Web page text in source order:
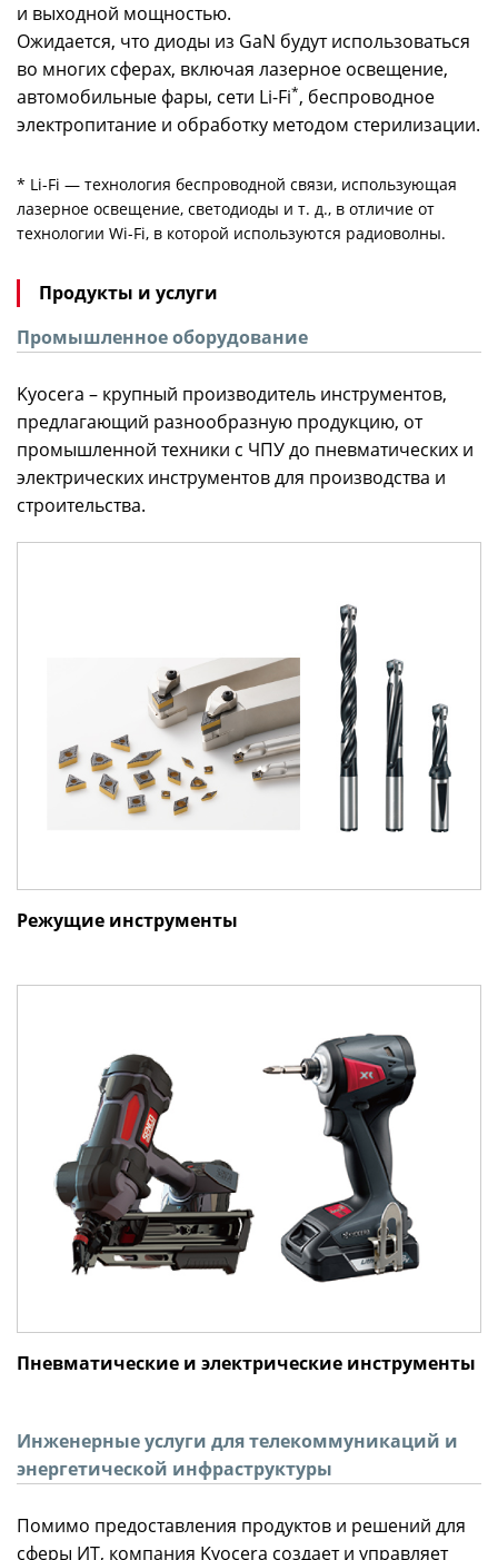
и выходной мощностью.
Ожидается, что диоды из GaN будут использоваться
во многих сферах, включая лазерное освещение,
автомобильные фары, сети Li-Fi*, беспроводное
электропитание и обработку методом стерилизации.
* Li-Fi — технология беспроводной связи, использующая
лазерное освещение, светодиоды и т. д., в отличие от
технологии Wi-Fi, в которой используются радиоволны.
Продукты и услуги
Промышленное оборудование
Kyocera – крупный производитель инструментов,
предлагающий разнообразную продукцию, от
промышленной техники с ЧПУ до пневматических и
электрических инструментов для производства и
строительства.
Режущие инструменты
Пневматические и электрические инструменты
Инженерные услуги для телекоммуникаций и
энергетической инфраструктуры
Помимо предоставления продуктов и решений для
сферы ИТ, компания Kyocera создает и управляет